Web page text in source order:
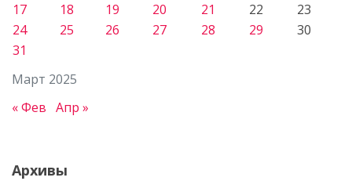
Март 2025
17
18 19 20 21 22
23
24
25 26 27 28 29
30
31
« Фев Апр »
Архивы